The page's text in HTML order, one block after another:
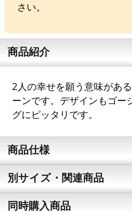
さい。
商品紹介
2人の幸せを願う意味があ
ーンです。デザインもゴー
グにピッタリです。
商品仕様
別サイズ・関連商品
同時購入商品